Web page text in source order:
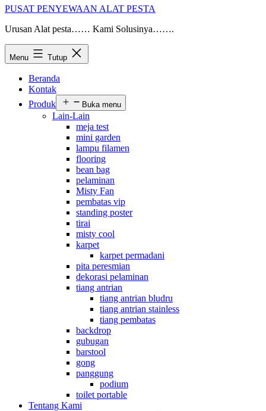
PUSAT PENYEWAAN ALAT PESTA
Urusan Alat pesta…… Kami Solusinya…….
Menu Tutup
Beranda
Kontak
Produk
Buka menu
Lain-Lain
meja test
mini garden
lampu filamen
flooring
bean bag
pelaminan
Misty Fan
pembatas vip
standing poster
tirai
misty cool
karpet
karpet permadani
pita peresmian
dekorasi pelaminan
tiang antrian
tiang antrian bludru
tiang antrian stainless
tiang pembatas
backdrop
gubugan
barstool
gong
panggung
podium
toilet portable
Tentang Kami